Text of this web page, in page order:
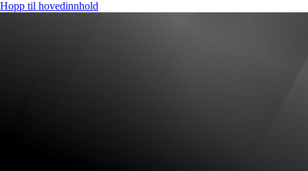
Hopp til hovedinnhold